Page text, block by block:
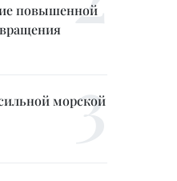
повышенной
морской